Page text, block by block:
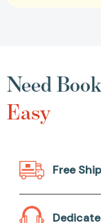
Need
Easy
Free